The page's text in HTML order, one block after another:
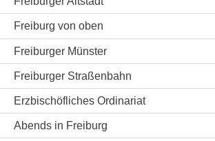
Freiburg von oben
Freiburger Münster
Freiburger Straßenbahn
Erzbischöfliches Ordinariat
Abends in Freiburg